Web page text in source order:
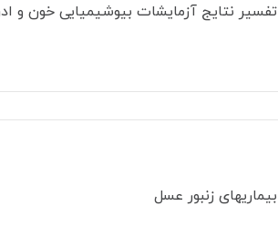
تفسیر نتایج آزمایشات بیوشیمیایی خون و
بیماریهای زنبور عسل